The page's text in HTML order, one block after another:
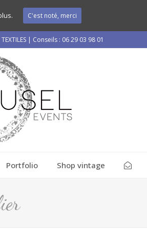
TEXTILES | Conseils : 06 29 03 98 01
Portfolio Shop vintage
C'est noté, merci